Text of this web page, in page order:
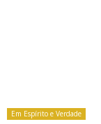
Em Espírito e Verdade